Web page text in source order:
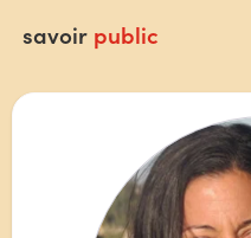
savoir public